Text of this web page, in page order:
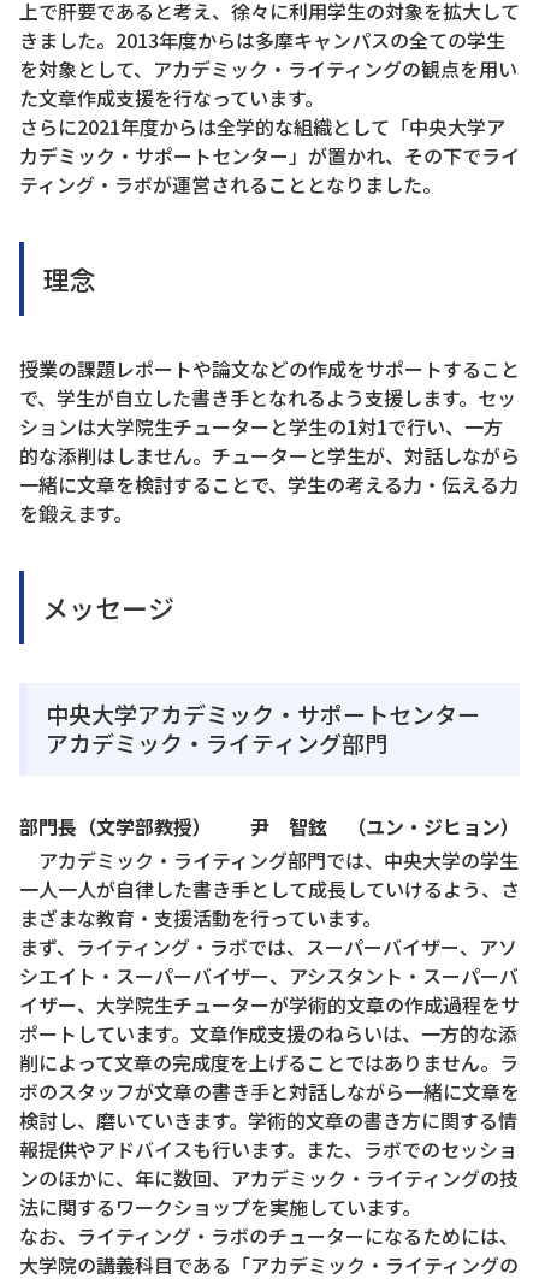
上で肝要であると考え、徐々に利用学生の対象を拡大して
きました。2013年度からは多摩キャンパスの全ての学生
を対象として、アカデミック・ライティングの観点を用い
た文章作成支援を行なっています。
さらに2021年度からは全学的な組織として「中央大学ア
カデミック・サポートセンター」が置かれ、その下でライ
ティング・ラボが運営されることとなりました。
理念
授業の課題レポートや論文などの作成をサポートすること
で、学生が自立した書き手となれるよう支援します。セッ
ションは大学院生チューターと学生の1対1で行い、一方
的な添削はしません。チューターと学生が、対話しながら
一緒に文章を検討することで、学生の考える力・伝える力
を鍛えます。
メッセージ
中央大学アカデミック・サポートセンター
アカデミック・ライティング部門
部門長（文学部教授） 尹 智鉉 （ユン・ジヒョン）
アカデミック・ライティング部門では、中央大学の学生
一人一人が自律した書き手として成長していけるよう、さ
まざまな教育・支援活動を行っています。
まず、ライティング・ラボでは、スーパーバイザー、アソ
シエイト・スーパーバイザー、アシスタント・スーパーバ
イザー、大学院生チューターが学術的文章の作成過程をサ
ポートしています。文章作成支援のねらいは、一方的な添
削によって文章の完成度を上げることではありません。ラ
ボのスタッフが文章の書き手と対話しながら一緒に文章を
検討し、磨いていきます。学術的文章の書き方に関する情
報提供やアドバイスも行います。また、ラボでのセッショ
ンのほかに、年に数回、アカデミック・ライティングの技
法に関するワークショップを実施しています。
なお、ライティング・ラボのチューターになるためには、
大学院の講義科目である「アカデミック・ライティングの